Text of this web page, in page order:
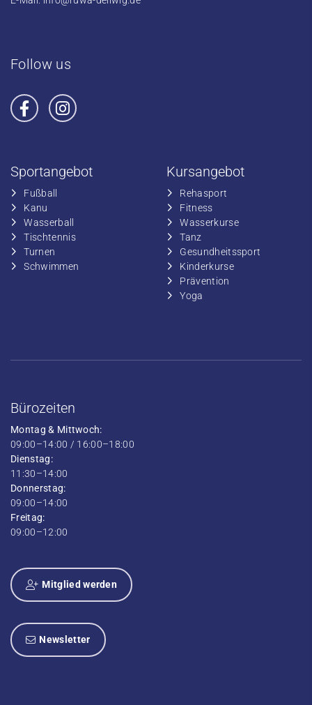
Follow us
Sportangebot
Fußball
​Kanu
​Wasserball
​Tischtennis
​​Turnen
​​Schwimmen
Kursangebot
​Rehasport
​​Fitness
​​Wasserkurse
​​Tanz
​Gesundheitssport
​Kinderkurse
Prävention
Yoga
Bürozeiten
Montag & Mittwoch:
09:00–14:00 / 16:00–18:00
Dienstag:
11:30–14:00
Donnerstag:
09:00–14:00
Freitag:
09:00–12:00
Mitglied werden
Newsletter